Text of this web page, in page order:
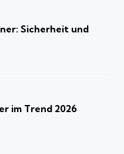
Sicherheit und
im Trend 2026